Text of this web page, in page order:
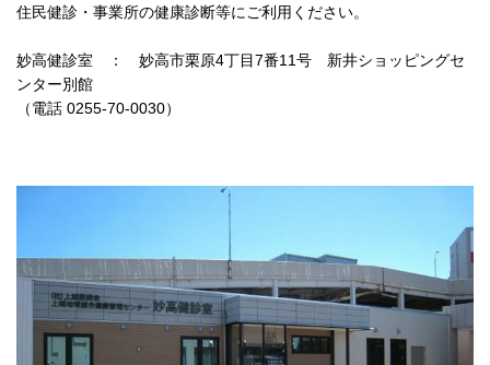
住民健診・事業所の健康診断等にご利用ください。
妙高健診室 ： 妙高市栗原4丁目7番11号 新井ショッピングセ
ンター別館
（電話 0255-70-0030）